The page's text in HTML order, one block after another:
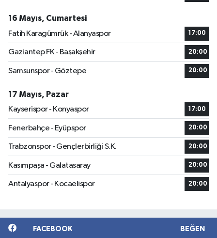
16 Mayıs, Cumartesi
Fatih Karagümrük - Alanyaspor
17:00
Gaziantep FK - Başakşehir 20:00
Samsunspor - Göztepe 20:00
17 Mayıs, Pazar
Kayserispor - Konyaspor
17:00
Fenerbahçe - Eyüpspor 20:00
Trabzonspor - Gençlerbirliği S.K. 20:00
Kasımpaşa - Galatasaray 20:00
Antalyaspor - Kocaelispor 20:00
FACEBOOK BEĞEN